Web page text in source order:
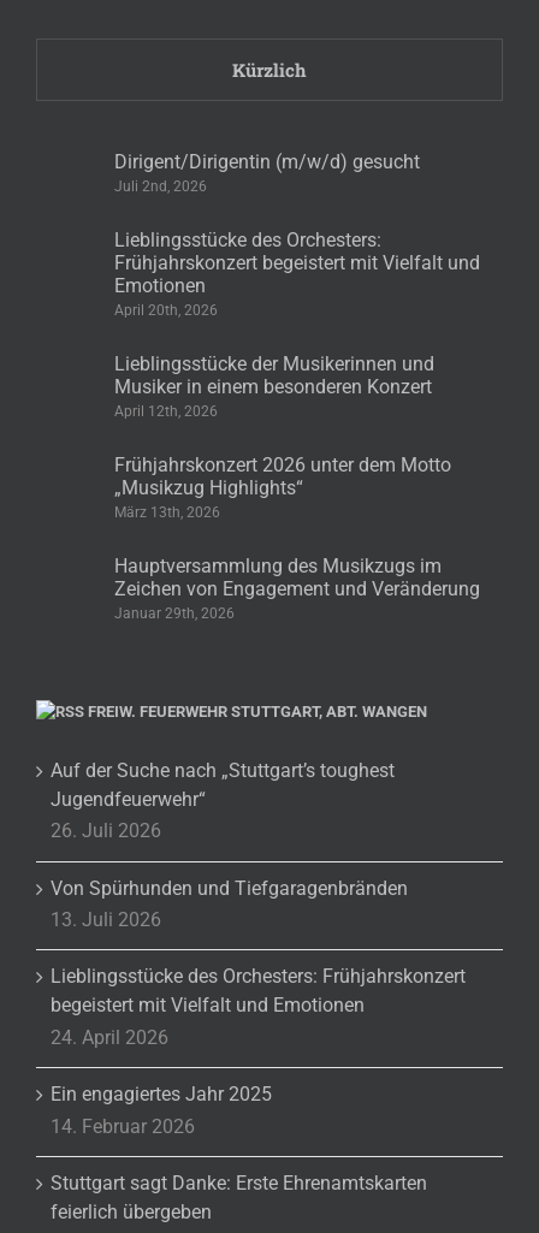
Kürzlich
Dirigent/Dirigentin (m/w/d) gesucht
Juli 2nd, 2026
Lieblingsstücke des Orchesters:
Frühjahrskonzert begeistert mit Vielfalt und
Emotionen
April 20th, 2026
Lieblingsstücke der Musikerinnen und
Musiker in einem besonderen Konzert
April 12th, 2026
Frühjahrskonzert 2026 unter dem Motto
„Musikzug Highlights“
März 13th, 2026
Hauptversammlung des Musikzugs im
Zeichen von Engagement und Veränderung
Januar 29th, 2026
FREIW. FEUERWEHR STUTTGART, ABT. WANGEN
Auf der Suche nach „Stuttgart’s toughest
Jugendfeuerwehr“
26. Juli 2026
Von Spürhunden und Tiefgaragenbränden
13. Juli 2026
Lieblingsstücke des Orchesters: Frühjahrskonzert
begeistert mit Vielfalt und Emotionen
24. April 2026
Ein engagiertes Jahr 2025
14. Februar 2026
Stuttgart sagt Danke: Erste Ehrenamtskarten
feierlich übergeben